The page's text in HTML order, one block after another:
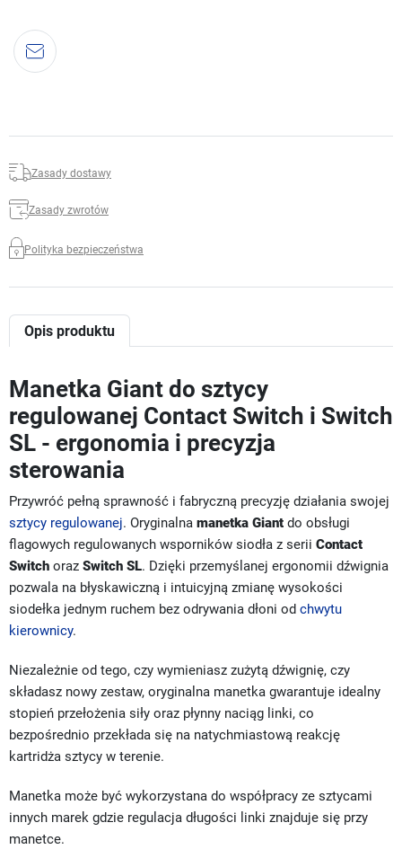
Zasady dostawy
Zasady zwrotów
Polityka bezpieczeństwa
Opis produktu
Manetka Giant do sztycy
regulowanej Contact Switch i Switch
SL - ergonomia i precyzja
sterowania
Przywróć pełną sprawność i fabryczną precyzję działania swojej
sztycy regulowanej. Oryginalna manetka Giant do obsługi
flagowych regulowanych wsporników siodła z serii Contact
Switch oraz Switch SL. Dzięki przemyślanej ergonomii dźwignia
pozwala na błyskawiczną i intuicyjną zmianę wysokości
siodełka jednym ruchem bez odrywania dłoni od chwytu
kierownicy.
Niezależnie od tego, czy wymieniasz zużytą dźwignię, czy
składasz nowy zestaw, oryginalna manetka gwarantuje idealny
stopień przełożenia siły oraz płynny naciąg linki, co
bezpośrednio przekłada się na natychmiastową reakcję
kartridża sztycy w terenie.
Manetka może być wykorzystana do współpracy ze sztycami
innych marek gdzie regulacja długości linki znajduje się przy
manetce.